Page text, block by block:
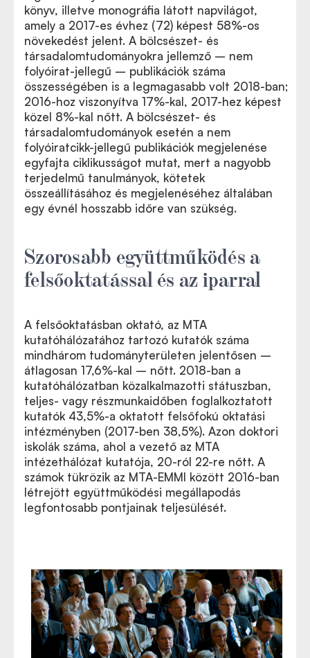
könyv, illetve monográfia látott napvilágot,
amely a 2017-es évhez (72) képest 58%-os
növekedést jelent. A bölcsészet- és
társadalomtudományokra jellemző – nem
folyóirat-jellegű – publikációk száma
összességében is a legmagasabb volt 2018-ban;
2016-hoz viszonyítva 17%-kal, 2017-hez képest
közel 8%-kal nőtt. A bölcsészet- és
társadalomtudományok esetén a nem
folyóiratcikk-jellegű publikációk megjelenése
egyfajta ciklikusságot mutat, mert a nagyobb
terjedelmű tanulmányok, kötetek
összeállításához és megjelenéséhez általában
egy évnél hosszabb időre van szükség.
Szorosabb együttműködés a
felsőoktatással és az iparral
A felsőoktatásban oktató, az MTA
kutatóhálózatához tartozó kutatók száma
mindhárom tudományterületen jelentősen –
átlagosan 17,6%-kal – nőtt. 2018-ban a
kutatóhálózatban közalkalmazotti státuszban,
teljes- vagy részmunkaidőben foglalkoztatott
kutatók 43,5%-a oktatott felsőfokú oktatási
intézményben (2017-ben 38,5%). Azon doktori
iskolák száma, ahol a vezető az MTA
intézethálózat kutatója, 20-ról 22-re nőtt. A
számok tükrözik az MTA-EMMI között 2016-ban
létrejött együttműködési megállapodás
legfontosabb pontjainak teljesülését.